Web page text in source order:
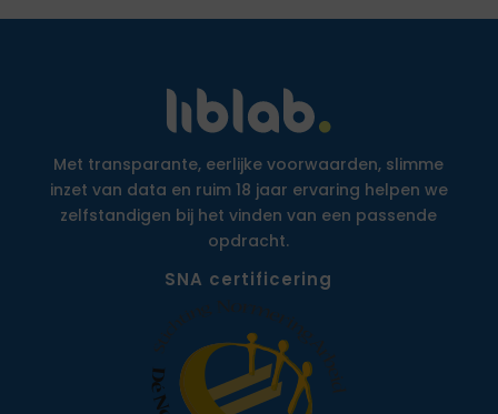
Met transparante, eerlijke voorwaarden, slimme
inzet van data en ruim 18 jaar ervaring helpen we
zelfstandigen bij het vinden van een passende
opdracht.
SNA certificering